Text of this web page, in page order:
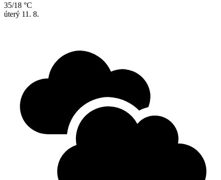
35/18 °C
úterý 11. 8.